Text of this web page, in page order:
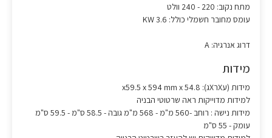
מתח נקוב: 220 - 240 וולט
עומס מחובר חשמלי כולל: 3.6 KW
דרוג אנרגיה: A
מידות
מידות (עXרXג): x59.5 x 594 mm x 54.8
למידות מדוייקות ראה שרטוטי הבניה
מידות נישה : רוחב -560 מ"מ - 568 מ"מ גובה - 58.5 ס"מ - 59.5 ס"מ
עומק - 55 ס"מ